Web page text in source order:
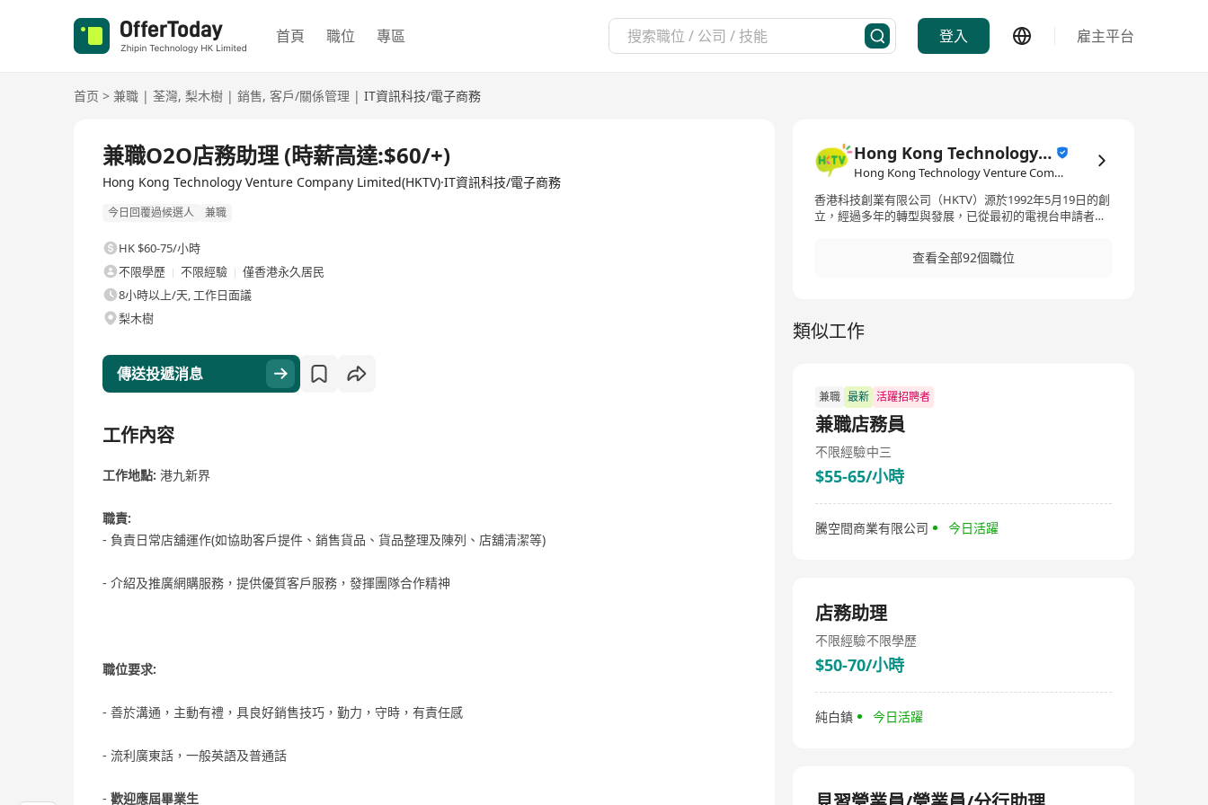
首頁 職位 專區 登入 雇主平台
首页 > 兼職 | 荃灣, 梨木樹 | 銷售, 客戶/關係管理 | IT資訊科技/電子商務
兼職O2O店務助理 (時薪高達:$60/+)
Hong Kong Technology Venture Company Limited(HKTV)·IT資訊科技/電子商務
今日回覆過候選人 兼職
HK $60-75/小時
不限學歷
不限經驗
僅香港永久居民
8小時以上/天, 工作日面議
梨木樹
傳送投遞消息
工作內容
工作地點: 港九新界
職責:
- 負責日常店舖運作(如協助客戶提件、銷售貨品、貨品整理及陳列、店舖清潔等)
- 介紹及推廣網購服務，提供優質客戶服務，發揮團隊合作精神
職位要求:
- 善於溝通，主動有禮，具良好銷售技巧，勤力，守時，有責任感
- 流利廣東話，一般英語及普通話
- 歡迎應屆畢業生
Hong Kong Technology Venture Company Limited(HKTV)
Hong Kong Technology Venture Company Limited(HKTV)·IT資訊科技/電子商務
香港科技創業有限公司（HKTV）源於1992年5月19日的創
立，經過多年的轉型與發展，已從最初的電視台申請者進
為城市電訊，2012年出售了其主要業務香港寬頻網絡後更
名為香港電視網絡有限公司，並嘗試進入香港的免費電視
香港通訊局。隨後在2021年7月13日，HKTV將名稱從香港
電視網絡更改為香港科技創業有限公司，標誌著公司業務
的購物和娛樂（'shoppertainment'）平台。此外，HKTV
透過Shoalter Automation和Shoalter Technology，引入
自動化零售店和系統，應用最先進的機器人技術、自行設
計的機械和軟件，實現線下零售店的完全自動化銷售和配
送流程，為未來在線零售提供建設性的技術解決方案。
Hong Kong TV Network Limited, originating from its
transformation and development, evolving from an
initial applicant for a television station to a technology
company providing e-commerce platforms. The
Network, and attempting to enter the free-to-air
television market in Hong Kong. However, in March
2018, HKTV announced its abandonment of its
television business, publicly stating its focus would shift
towards its online shopping platform - HKTVmall,
Kong Communications Authority. Following this, on July
platforms, HKTV operates Hong Kong's largest 24-hour
查看全部92個職位
類似工作
兼職 最新 活躍招聘者
兼職店務員
不限經驗中三
$55-65/小時
騰空間商業有限公司 今日活躍
店務助理
不限經驗不限學歷
$50-70/小時
純白鎮 今日活躍